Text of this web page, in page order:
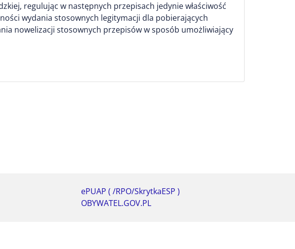
regulując w następnych przepisach jedynie właściwość
wydania stosownych legitymacji dla pobierających
nowelizacji stosownych przepisów w sposób umożliwiający
ePUAP ( /RPO/SkrytkaESP )
OBYWATEL.GOV.PL